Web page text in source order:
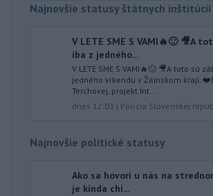
Najnovšie statusy štátnych inštitúcií
V LETE SME S VAMI🔥🙂 🎥A
iba z jedného...
V LETE SME S VAMI🔥🙂 🎥A toto sú
jedného víkendu v Žilinskom kraji.
Terchovej, projekt Int...
dnes 12:03 | Polícia Slovenskej
Najnovšie politické statusy
Ako sa hovorí u nás na
je kinda chi...